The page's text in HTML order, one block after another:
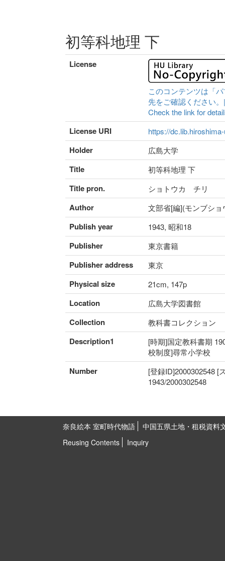
初等科地理 下
License
このコンテンツは「
先をご確認ください
Check the link for
License URI https://
Holder 広島大学
Title 初等科地理 下
Title pron. ショトウカ チリ
Author 文部省[編](モンブショ
Publish year 1943, 昭和18
Publisher 東京書籍
Publisher address 東京
Physical size 21cm, 147p
Location 広島大学図書館
Collection 教科書コレクション
Description1
[時期]国定教科書期
校制度]尋常小学校
Number
[登録ID]2000302548 [
1943/2000302548
奈良絵本 室町時代物語
中国五県土地・租税資料
Reusing Contents
Inquiry